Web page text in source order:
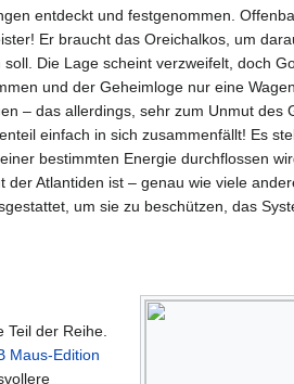
entdeckt und festgenommen.
Er braucht das Oreichalkos, um
Die Lage scheint verzweifelt, doch
und der Geheimloge nur eine
– das allerdings, sehr zum Unmut
einfach in sich zusammenfällt! Es
bestimmten Energie durchflossen
Atlantiden ist – genau wie viele
um sie zu beschützen, das
der Reihe.
Maus-Edition